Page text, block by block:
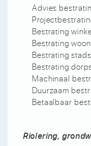
Advies
Bestrating
Bestrating
Bestrating
Bestrating
Machinaal
Duurzaam
Betaalbaar
Riolering,